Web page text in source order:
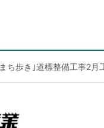
ち歩き｣道標整備工事2月